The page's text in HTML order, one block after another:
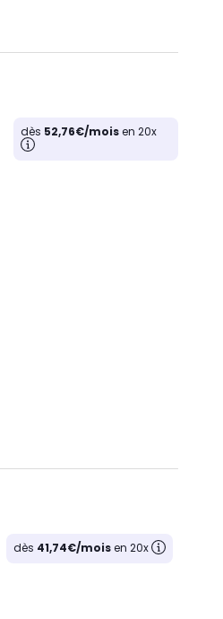
dès 52,76€/moisen 20x
dès 41,74€/moisen 20x